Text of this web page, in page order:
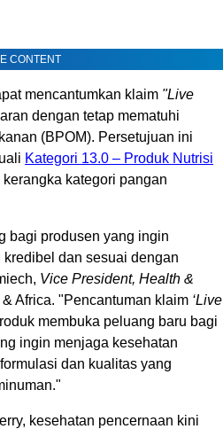
CONTENT
mencantumkan klaim "Live
dengan tetap mematuhi
(BPOM). Persetujuan ini
Kategori 13.0 – Produk Nutrisi
kategori pangan
bagi produsen yang ingin
dan sesuai dengan
Vice President, Health &
Africa. "Pencantuman klaim ‘Live
membuka peluang baru bagi
ingin menjaga kesehatan
dan kualitas yang
kesehatan pencernaan kini